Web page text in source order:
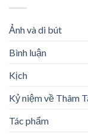
Ảnh và di bút
Bình luận
Kịch
Kỷ niệm về Thâm
Tác phẩm